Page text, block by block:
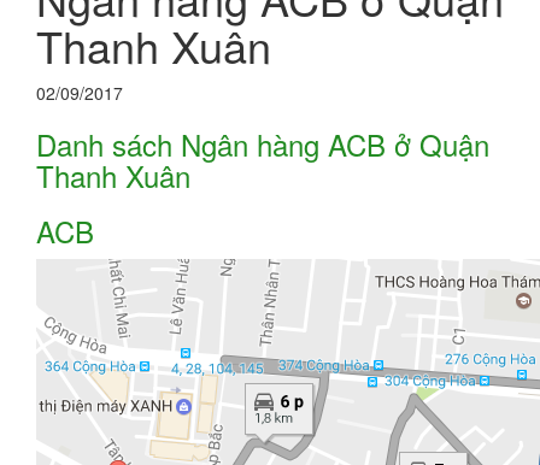
Thanh Xuân
02/09/2017
Danh sách Ngân hàng ACB ở Quận
Thanh Xuân
ACB